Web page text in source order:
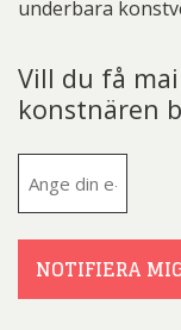
underbara
Vill du få
konstnären
NOTIFIERA